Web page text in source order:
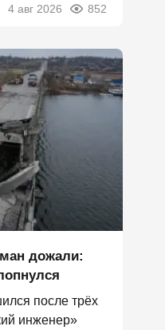
4 авг 2026 852
дожали:
после трёх
инженер»